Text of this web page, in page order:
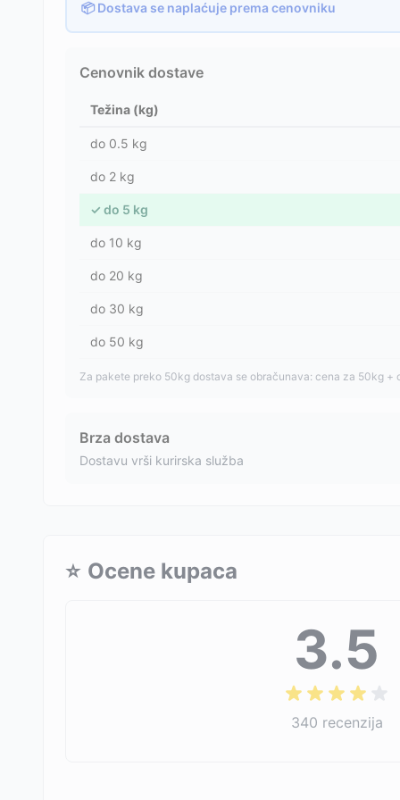
📦 Dostava se naplaćuje prema cenovniku
Cenovnik dostave
Težina (kg)
do 0.5 kg
do 2 kg
✓ do 5 kg
do 10 kg
do 20 kg
do 30 kg
do 50 kg
Za pakete preko 50kg dostava se obračunava: cena za 50kg +
Brza dostava
Dostavu vrši kurirska služba
⭐ Ocene kupaca
3.5
340 recenzija